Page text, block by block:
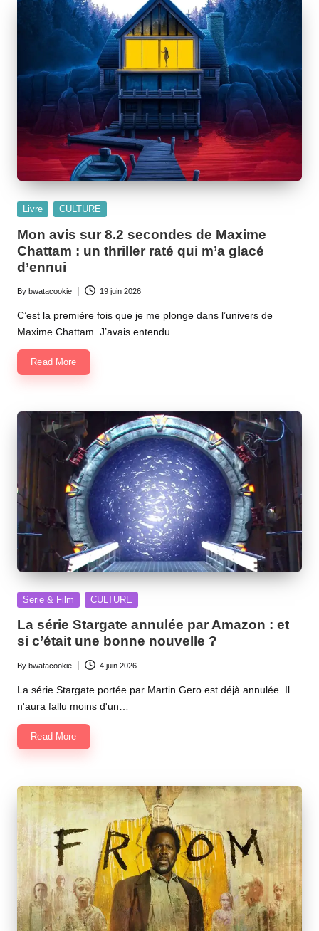
Posted
Livre CULTURE
Mon avis sur 8.2 secondes de Maxime
Chattam : un thriller raté qui m’a glacé
d’ennui
Posted
by
By bwatacookie 19 juin 2026
C’est la première fois que je me plonge dans l’univers de
Maxime Chattam. J’avais entendu…
Read More
Posted
Serie & Film CULTURE
La série Stargate annulée par Amazon : et
si c’était une bonne nouvelle ?
Posted
by
By bwatacookie 4 juin 2026
La série Stargate portée par Martin Gero est déjà annulée. Il
n'aura fallu moins d'un…
Read More